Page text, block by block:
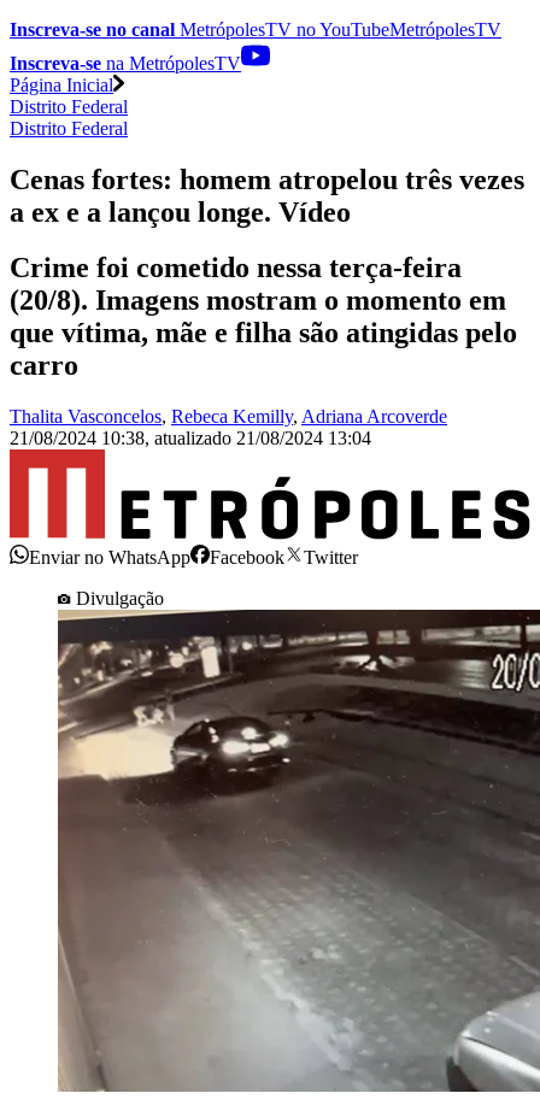
Inscreva-se no canal MetrópolesTV noYouTubeMetrópolesTV
Inscreva-se na MetrópolesTV
Página Inicial
Distrito Federal
Distrito Federal
Cenas fortes: homem atropelou três vezes
a ex e a lançou longe. Vídeo
Crime foi cometido nessa terça-feira
(20/8). Imagens mostram o momento em
que vítima, mãe e filha são atingidas pelo
carro
Thalita Vasconcelos, Rebeca Kemilly, Adriana Arcoverde
21/08/2024 10:38, atualizado 21/08/2024 13:04
Enviar no WhatsApp Facebook
Twitter
Divulgação